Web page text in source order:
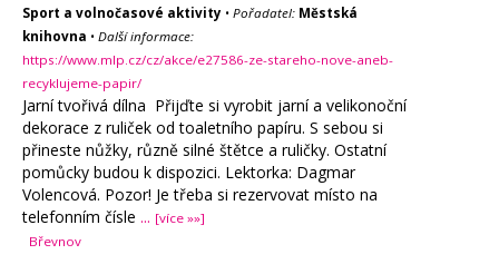
Sport a volnočasové aktivity • Pořadatel: Městská
knihovna • Další informace:
https://www.mlp.cz/cz/akce/e27586-ze-stareho-nove-aneb-
recyklujeme-papir/
Jarní tvořivá dílna Přijďte si vyrobit jarní a velikonoční
dekorace z ruliček od toaletního papíru. S sebou si
přineste nůžky, různě silné štětce a ruličky. Ostatní
pomůcky budou k dispozici. Lektorka: Dagmar
Volencová. Pozor! Je třeba si rezervovat místo na
telefonním čísle ... [více »»]
Břevnov